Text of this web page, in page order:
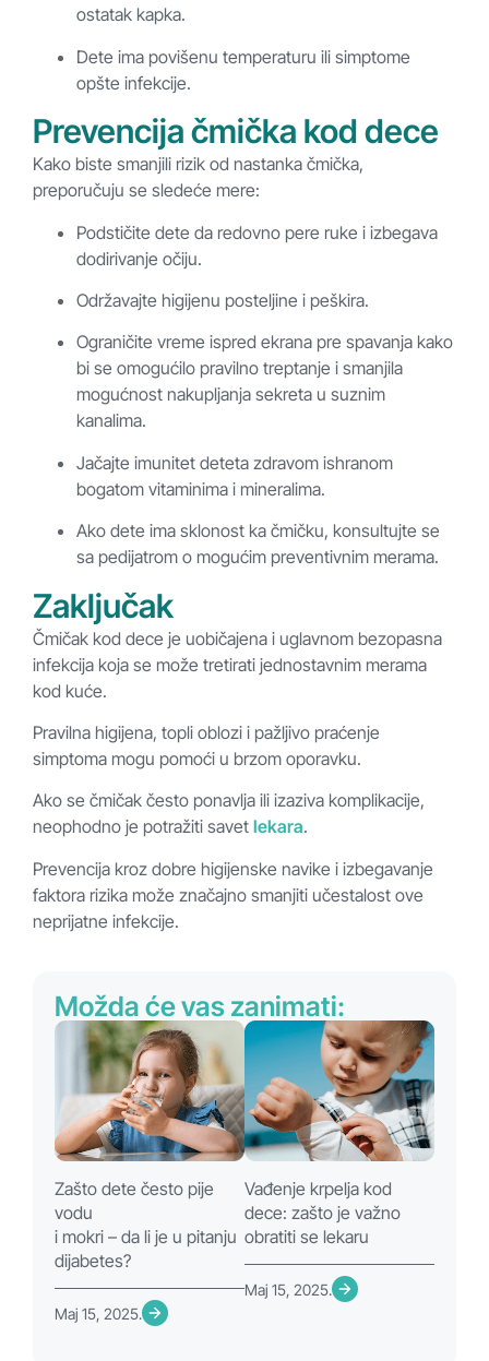
ostatak kapka.
Dete ima povišenu temperaturu ili simptome
opšte infekcije.
Prevencija čmička kod dece
Kako biste smanjili rizik od nastanka čmička,
preporučuju se sledeće mere:
Podstičite dete da redovno pere ruke i izbegava
dodirivanje očiju.
Održavajte higijenu posteljine i peškira.
Ograničite vreme ispred ekrana pre spavanja kako
bi se omogućilo pravilno treptanje i smanjila
mogućnost nakupljanja sekreta u suznim
kanalima.
Jačajte imunitet deteta zdravom ishranom
bogatom vitaminima i mineralima.
Ako dete ima sklonost ka čmičku, konsultujte se
sa pedijatrom o mogućim preventivnim merama.
Zaključak
Čmičak kod dece je uobičajena i uglavnom bezopasna
infekcija koja se može tretirati jednostavnim merama
kod kuće.
Pravilna higijena, topli oblozi i pažljivo praćenje
simptoma mogu pomoći u brzom oporavku.
Ako se čmičak često ponavlja ili izaziva komplikacije,
neophodno je potražiti savet lekara.
Prevencija kroz dobre higijenske navike i izbegavanje
faktora rizika može značajno smanjiti učestalost ove
neprijatne infekcije.
Možda će vas zanimati:
Zašto dete često pije
vodu
i mokri – da li je u pitanju
dijabetes?
Maj 15, 2025.
Vađenje krpelja kod
dece: zašto je važno
obratiti se lekaru
Maj 15, 2025.